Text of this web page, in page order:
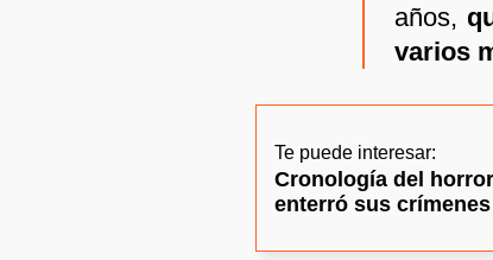
años,
varios
Te puede interesar:
Cronología del
enterró sus crímenes